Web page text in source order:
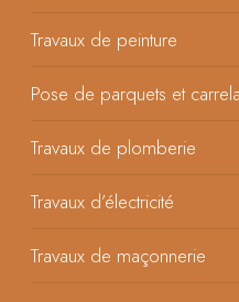
Travaux de peinture
Pose de parquets et
Travaux de plomberie
Travaux d’électricité
Travaux de maçonnerie